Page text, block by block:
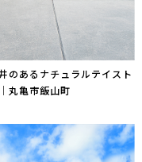
のあるナチュラルテイスト
丸亀市飯山町